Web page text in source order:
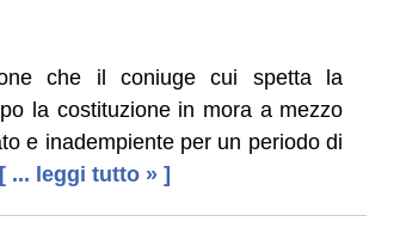
che il coniuge cui spetta la
la costituzione in mora a mezzo
e inadempiente per un periodo di
[ ... leggi tutto » ]